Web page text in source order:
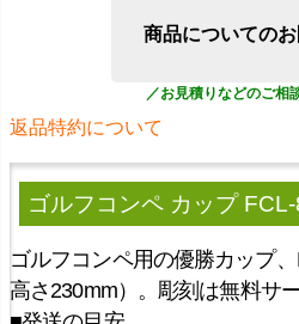
商品についての
返品特約について
ゴルフコンペ カップ
ゴルフコンペ用の優勝カップ、
高さ230mm）。彫刻は無料サ